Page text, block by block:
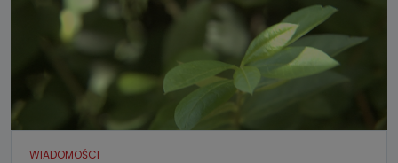
WIADOMOŚCI